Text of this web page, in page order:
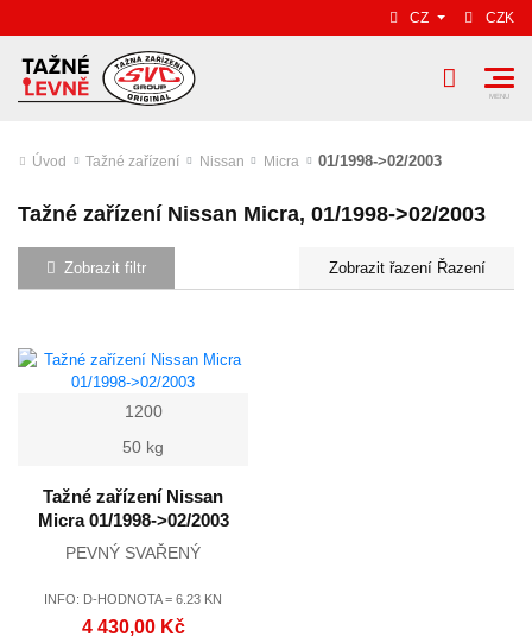
CZ CZK
Úvod Tažné zařízení Nissan Micra 01/1998->02/2003
Tažné zařízení Nissan Micra, 01/1998->02/2003
Zobrazit filtr Řazení
1200
50 kg
Tažné zařízení Nissan
Micra 01/1998->02/2003
PEVNÝ SVAŘENÝ
INFO: D-HODNOTA = 6.23 KN
4 430,00 Kč